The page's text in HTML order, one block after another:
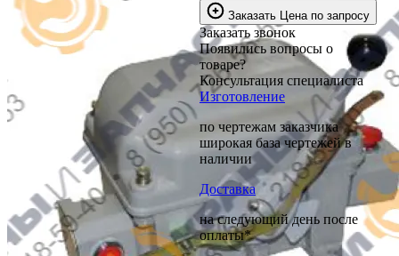
Заказать Цена по запросу
Заказать звонок
Появились вопросы о
товаре?
Консультация специалиста
Изготовление
по чертежам заказчика
широкая база чертежей в
наличии
Доставка
на следующий день после
оплаты*